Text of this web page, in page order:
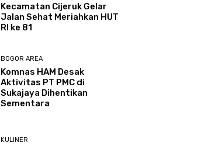
Kecamatan Cijeruk Gelar
Jalan Sehat Meriahkan HUT
RI ke 81
BOGOR AREA
Komnas HAM Desak
Aktivitas PT PMC di
Sukajaya Dihentikan
Sementara
KULINER